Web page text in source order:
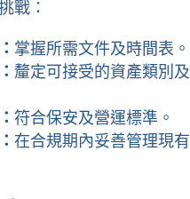
戰：
掌握所需文件及時間表。
釐定可接受的資產類別
符合保安及營運標準。
在合規期內妥善管理現